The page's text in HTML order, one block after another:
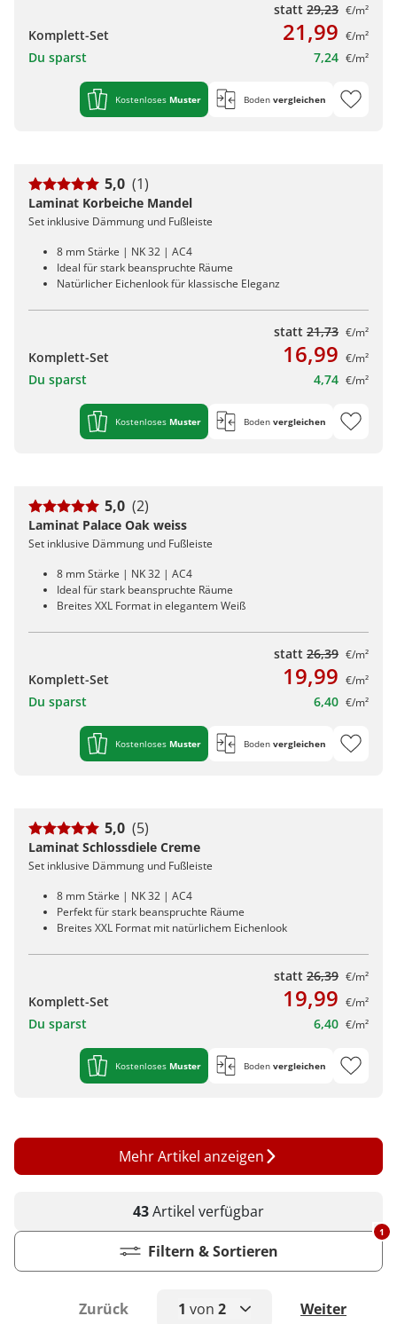
statt 29,23 €/m²
Komplett-Set 21,99 €/m²
Du sparst 7,24 €/m²
Kostenloses Muster Boden vergleichen
5,0 (1)
Laminat Korbeiche Mandel
Set inklusive Dämmung und Fußleiste
8 mm Stärke | NK 32 | AC4
Ideal für stark beanspruchte Räume
Natürlicher Eichenlook für klassische Eleganz
statt 21,73 €/m²
Komplett-Set 16,99 €/m²
Du sparst 4,74 €/m²
Kostenloses Muster Boden vergleichen
5,0 (2)
Laminat Palace Oak weiss
Set inklusive Dämmung und Fußleiste
8 mm Stärke | NK 32 | AC4
Ideal für stark beanspruchte Räume
Breites XXL Format in elegantem Weiß
statt 26,39 €/m²
Komplett-Set 19,99 €/m²
Du sparst 6,40 €/m²
Kostenloses Muster Boden vergleichen
5,0 (5)
Laminat Schlossdiele Creme
Set inklusive Dämmung und Fußleiste
8 mm Stärke | NK 32 | AC4
Perfekt für stark beanspruchte Räume
Breites XXL Format mit natürlichem Eichenlook
statt 26,39 €/m²
Komplett-Set 19,99 €/m²
Du sparst 6,40 €/m²
Kostenloses Muster Boden vergleichen
Mehr Artikel anzeigen
43Artikel verfügbar
Zurück 1 von 2 Weiter
Filtern & Sortieren
1